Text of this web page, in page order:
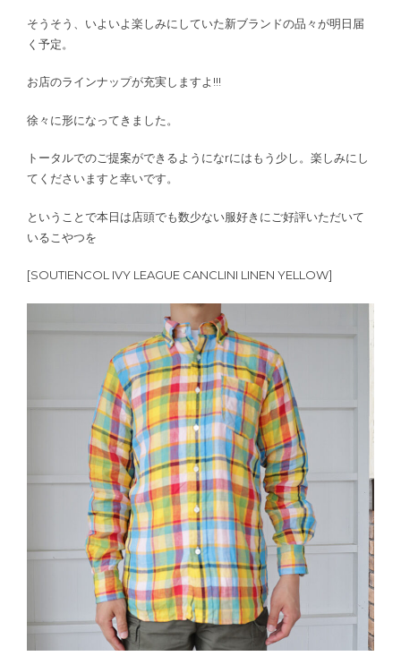
そうそう、いよいよ楽しみにしていた新ブランドの品々が明日届
く予定。
お店のラインナップが充実しますよ!!!
徐々に形になってきました。
トータルでのご提案ができるようになrにはもう少し。楽しみにし
てくださいますと幸いです。
ということで本日は店頭でも数少ない服好きにご好評いただいて
いるこやつを
[SOUTIENCOL IVY LEAGUE CANCLINI LINEN YELLOW]